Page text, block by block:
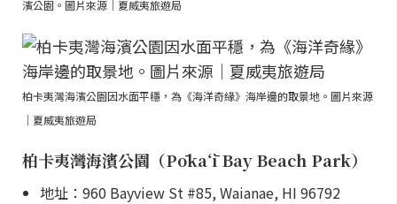
濱公園。圖片來源｜夏威夷旅遊局
柏卡夷灣海濱公園因水面平穩，為《海洋奇緣》海岸邊的取景地。圖片來源
｜夏威夷旅遊局
柏卡夷灣海濱公園（Pōkaʻī Bay Beach Park）
地址：960 Bayview St #85, Waianae, HI 96792